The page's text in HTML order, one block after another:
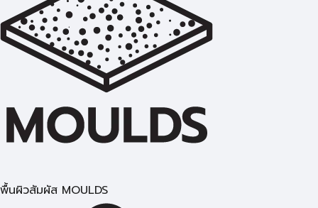
พื้นผิวสัมผัส MOULDS